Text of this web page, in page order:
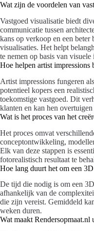
Wat zijn de voordelen van
Vastgoed visualisatie biedt
communicatie tussen
kans op verkoop en een
visualisaties. Het helpt
te nemen op basis van visuele
Hoe helpen artist impressions
Artist impressions fungeren
potentieel kopers een
toekomstige vastgoed. Dit
klanten en kan hen
Wat is het proces van het
Het proces omvat
conceptontwikkeling,
Elk van deze stappen is
fotorealistisch resultaat te
Hoe lang duurt het om een
De tijd die nodig is om een
afhankelijk van de
die zijn vereist. Gemiddeld
weken duren.
Wat maakt